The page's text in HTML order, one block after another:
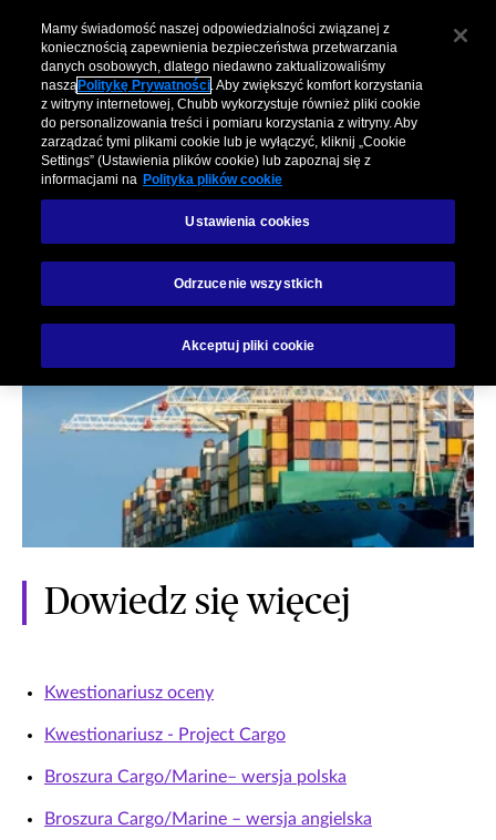
Ubezpieczenie mienia
w transporcie
Dowiedz się więcej
Kwestionariusz oceny
Kwestionariusz - Project Cargo
Broszura Cargo/Marine– wersja polska
Broszura Cargo/Marine – wersja angielska
Mamy świadomość naszej odpowiedzialności związanej z
koniecznością zapewnienia bezpieczeństwa przetwarzania
danych osobowych, dlatego niedawno zaktualizowaliśmy
naszą Politykę Prywatności. Aby zwiększyć komfort korzystania
z witryny internetowej, Chubb wykorzystuje również pliki cookie
do personalizowania treści i pomiaru korzystania z witryny. Aby
zarządzać tymi plikami cookie lub je wyłączyć, kliknij „Cookie
Settings” (Ustawienia plików cookie) lub zapoznaj się z
informacjami na Polityka plików cookie
Ustawienia cookies
Odrzucenie wszystkich
Akceptuj pliki cookie